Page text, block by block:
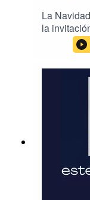
La
la
pueden